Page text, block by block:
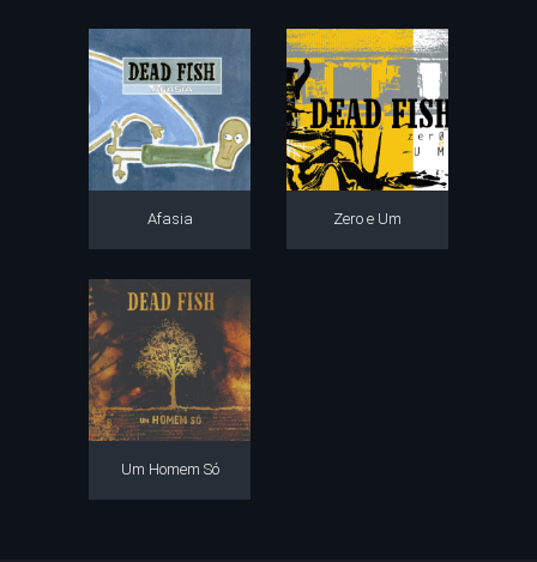
Afasia Zero e Um
Um Homem Só